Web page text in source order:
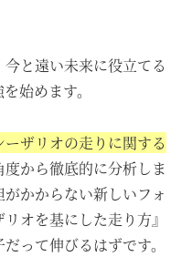
と遠い未来に役立てる
始めます。
ーザリオの走りに関する
から徹底的に分析しま
かからない新しいフォ
オを基にした走り方』
って伸びるはずです。